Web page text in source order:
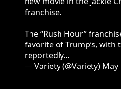
franchise.
The “Rush Hour”
favorite of Trump’s, with
reportedly…
— Variety (@Variety) May